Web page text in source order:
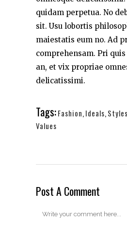
quidam perpetua. No
sit. Usu lobortis
maiestatis eum no. Ad
comprehensam. Pri
an, et vix propriae
delicatissimi.
Tags:Fashion,Ideals,Styles
Values
Post A Comment